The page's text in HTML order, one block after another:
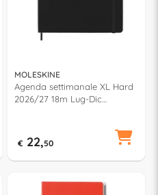
MOLESKINE
Agenda settimanale XL Hard
2026/27 18m Lug-Dic
€ 22,50